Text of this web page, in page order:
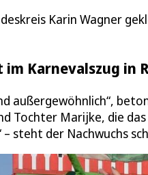
Karin Wagner
Karnevalszug in
außergewöhnlich“,
Tochter Marijke, die
– steht der Nachwuchs